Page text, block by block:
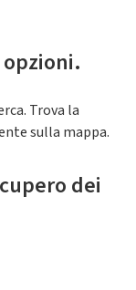
Trova la
sulla mappa.
dei